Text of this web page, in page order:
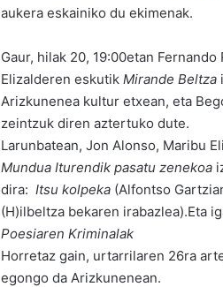
aukera eskainiko du ekimenak.
Gaur, hilak 20, 19:00etan
Elizalderen eskutik Mirande Beltza
Arizkunenea kultur etxean, eta
zeintzuk diren aztertuko dute.
Larunbatean, Jon Alonso, Maribu
Mundua Iturendik pasatu zenekoa
dira: Itsu kolpeka (Alfontso
(H)ilbeltza bekaren irabazlea).Eta
Poesiaren Kriminalak
Horretaz gain, urtarrilaren 26ra
egongo da Arizkunenean.